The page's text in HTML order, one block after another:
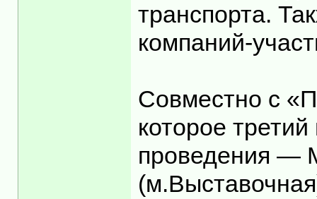
транспорта.
компаний-
Совместно с
которое
проведения —